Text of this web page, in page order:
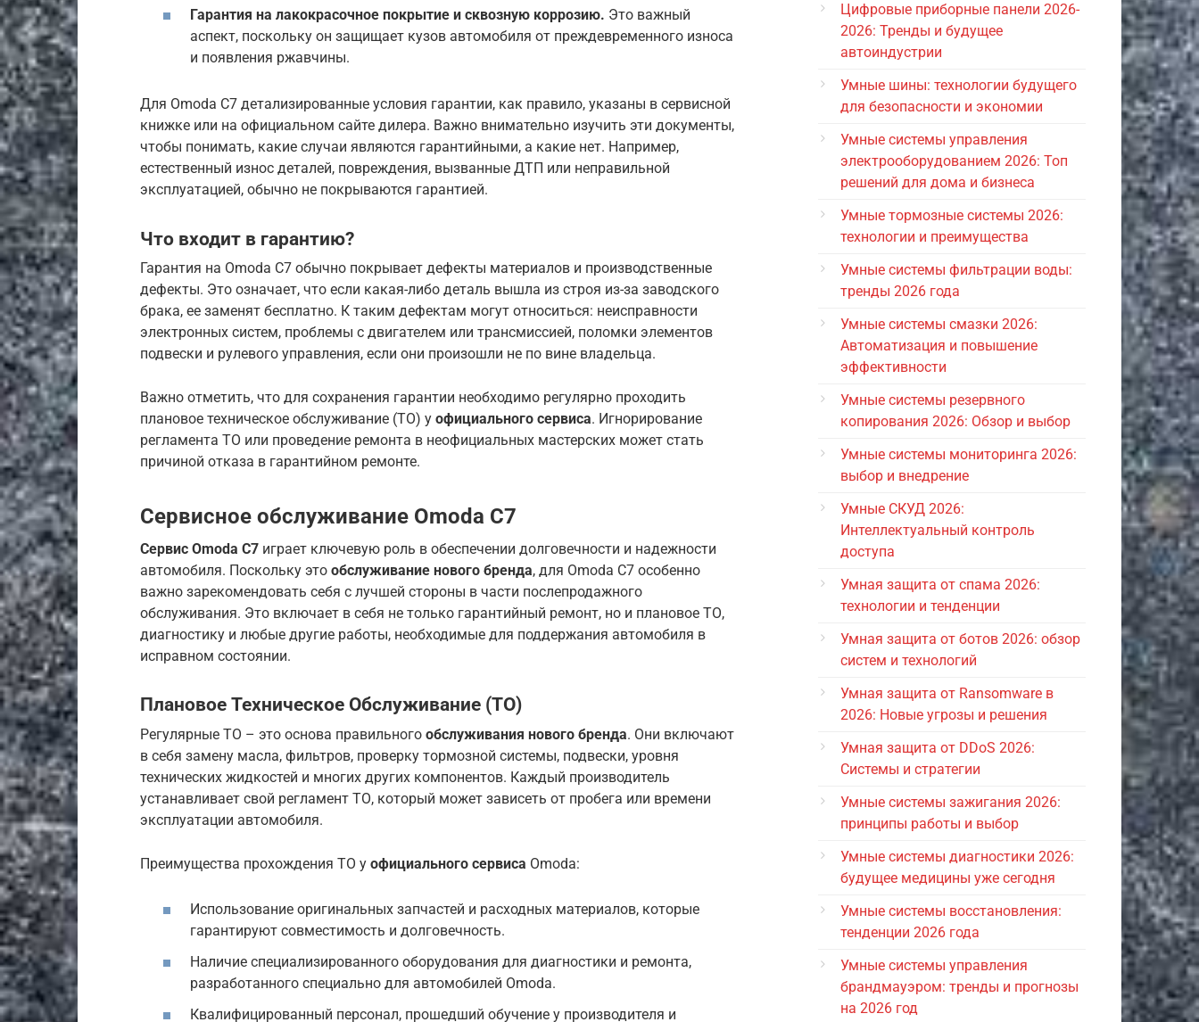
Гарантия на лакокрасочное покрытие и сквозную коррозию. Это важный
аспект, поскольку он защищает кузов автомобиля от преждевременного износа
и появления ржавчины.
Для Omoda C7 детализированные условия гарантии, как правило, указаны в сервисной
книжке или на официальном сайте дилера. Важно внимательно изучить эти документы,
чтобы понимать, какие случаи являются гарантийными, а какие нет. Например,
естественный износ деталей, повреждения, вызванные ДТП или неправильной
эксплуатацией, обычно не покрываются гарантией.
Что входит в гарантию?
Гарантия на Omoda C7 обычно покрывает дефекты материалов и производственные
дефекты. Это означает, что если какая-либо деталь вышла из строя из-за заводского
брака, ее заменят бесплатно. К таким дефектам могут относиться: неисправности
электронных систем, проблемы с двигателем или трансмиссией, поломки элементов
подвески и рулевого управления, если они произошли не по вине владельца.
Важно отметить, что для сохранения гарантии необходимо регулярно проходить
плановое техническое обслуживание (ТО) у официального сервиса. Игнорирование
регламента ТО или проведение ремонта в неофициальных мастерских может стать
причиной отказа в гарантийном ремонте.
Сервисное обслуживание Omoda C7
Сервис Omoda C7 играет ключевую роль в обеспечении долговечности и надежности
автомобиля. Поскольку это обслуживание нового бренда, для Omoda C7 особенно
важно зарекомендовать себя с лучшей стороны в части послепродажного
обслуживания. Это включает в себя не только гарантийный ремонт, но и плановое ТО,
диагностику и любые другие работы, необходимые для поддержания автомобиля в
исправном состоянии.
Плановое Техническое Обслуживание (ТО)
Регулярные ТО – это основа правильного обслуживания нового бренда. Они включают
в себя замену масла, фильтров, проверку тормозной системы, подвески, уровня
технических жидкостей и многих других компонентов. Каждый производитель
устанавливает свой регламент ТО, который может зависеть от пробега или времени
эксплуатации автомобиля.
Преимущества прохождения ТО у официального сервиса Omoda:
Использование оригинальных запчастей и расходных материалов, которые
гарантируют совместимость и долговечность.
Наличие специализированного оборудования для диагностики и ремонта,
разработанного специально для автомобилей Omoda.
Квалифицированный персонал, прошедший обучение у производителя и
Цифровые приборные панели 2026-
2026: Тренды и будущее
автоиндустрии
Умные шины: технологии будущего
для безопасности и экономии
Умные системы управления
электрооборудованием 2026: Топ
решений для дома и бизнеса
Умные тормозные системы 2026:
технологии и преимущества
Умные системы фильтрации воды:
тренды 2026 года
Умные системы смазки 2026:
Автоматизация и повышение
эффективности
Умные системы резервного
копирования 2026: Обзор и выбор
Умные системы мониторинга 2026:
выбор и внедрение
Умные СКУД 2026:
Интеллектуальный контроль
доступа
Умная защита от спама 2026:
технологии и тенденции
Умная защита от ботов 2026: обзор
систем и технологий
Умная защита от Ransomware в
2026: Новые угрозы и решения
Умная защита от DDoS 2026:
Системы и стратегии
Умные системы зажигания 2026:
принципы работы и выбор
Умные системы диагностики 2026:
будущее медицины уже сегодня
Умные системы восстановления:
тенденции 2026 года
Умные системы управления
брандмауэром: тренды и прогнозы
на 2026 год